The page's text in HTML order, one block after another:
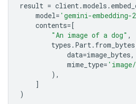
result = client.models .
model= 'gemini-embedding-
contents=[
"An image of a dog" ,
types . Part. from_bytes
data=image_bytes,
mime_type=
),
]
)